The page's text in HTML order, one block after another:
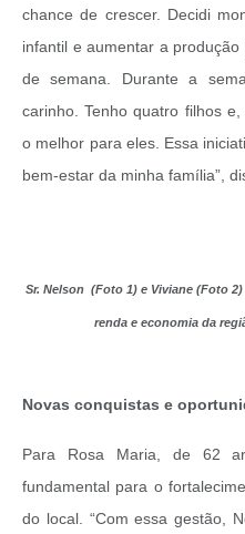
chance de crescer. Decidi
infantil e aumentar a
de semana. Durante a
carinho. Tenho quatro filhos
o melhor para eles. Essa
bem-estar da minha família”,
Sr. Nelson (Foto 1) e Viviane (Foto
renda e economia da
Novas conquistas e
Para Rosa Maria, de 62
fundamental para o
do local. “Com essa gestão,